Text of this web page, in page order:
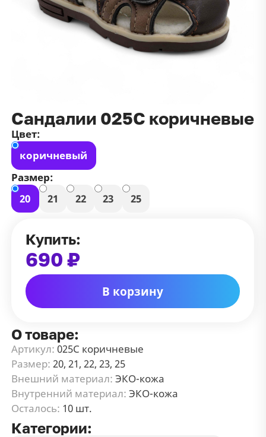
Сандалии 025С коричневые
Цвет:
коричневый
Размер:
20
21 22 23 25
Купить:
690 ₽
В корзину
О товаре:
Артикул: 025С коричневые
Размер: 20, 21, 22, 23, 25
Внешний материал: ЭКО-кожа
Внутренний материал: ЭКО-кожа
Осталось: 10 шт.
Категории:
данныхипубличной оффертой
Зарегистрироваться
42